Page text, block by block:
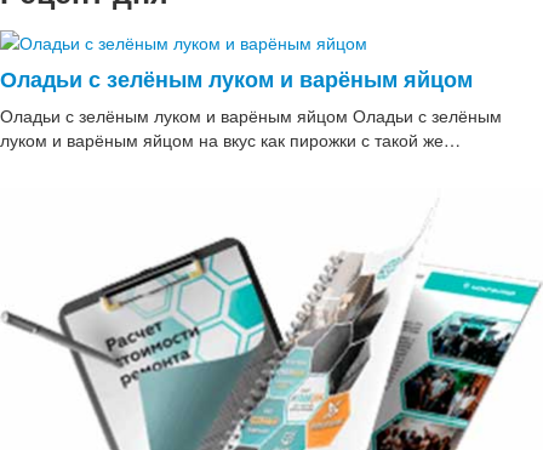
Оладьи с зелёным луком и варёным яйцом
Оладьи с зелёным луком и варёным яйцом Оладьи с зелёным
луком и варёным яйцом на вкус как пирожки с такой же…